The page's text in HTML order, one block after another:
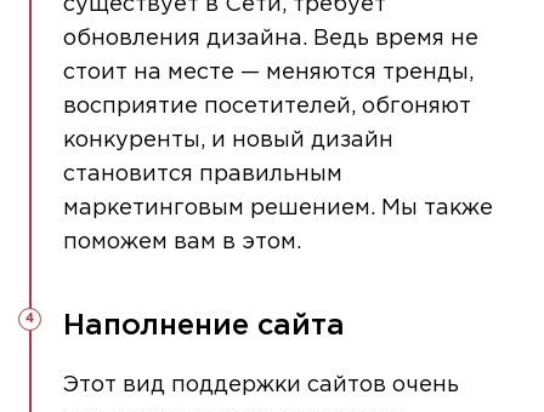
существует в Сети, требует
обновления дизайна. Ведь время не
стоит на месте — меняются тренды,
восприятие посетителей, обгоняют
конкуренты, и новый дизайн
становится правильным
маркетинговым решением. Мы также
поможем вам в этом.
Наполнение сайта
Этот вид поддержки сайтов очень